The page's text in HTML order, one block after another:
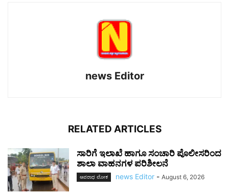
news Editor
RELATED ARTICLES
ಸಾರಿಗೆ ಇಲಾಖೆ ಹಾಗೂ ಸಂಚಾರಿ ಪೊಲೀಸರಿಂದ
ಶಾಲಾ ವಾಹನಗಳ ಪರಿಶೀಲನೆ
ಅಪರಾಧ ಲೋಕ news Editor - August 6, 2026